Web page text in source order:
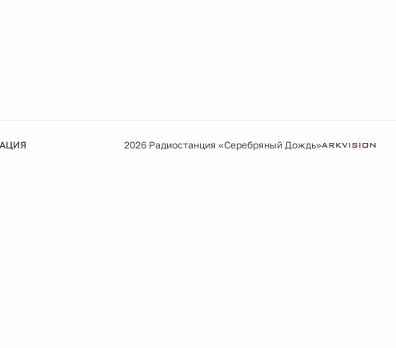
2026 Радиостанция «Серебряный Дождь»